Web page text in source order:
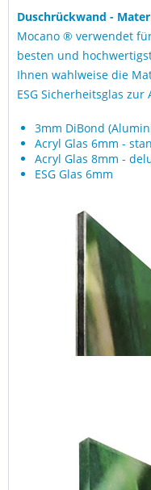
Duschrückwand -
Mocano ® verwendet
besten und
Ihnen wahlweise die
ESG Sicherheitsglas zur
3mm DiBond
Acryl Glas 6mm -
Acryl Glas 8mm -
ESG Glas 6mm